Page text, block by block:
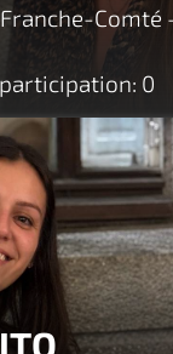
Comté
0